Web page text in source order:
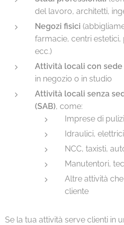
del lavoro, architetti,
Negozi fisici
farmacie, centri
ecc.)
Attività locali con sede
in negozio o in studio
Attività locali senza
(SAB), come:
Imprese di
Idraulici,
NCC, taxisti,
Manutentori,
Altre attività
cliente
Se la tua attività serve clienti in